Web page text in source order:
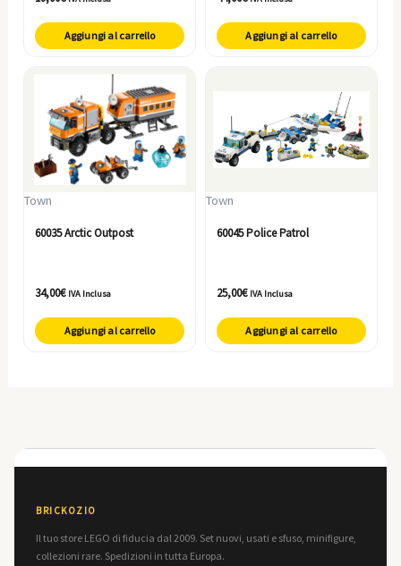
Aggiungi al carrello Aggiungi al carrello
Town
60035 Arctic Outpost
34,00€ IVA Inclusa
Aggiungi al carrello
Town
60045 Police Patrol
25,00€ IVA Inclusa
Aggiungi al carrello
BRICKOZIO
Il tuo store LEGO di fiducia dal 2009. Set nuovi, usati e sfuso, minifigure,
collezioni rare. Spedizioni in tutta Europa.